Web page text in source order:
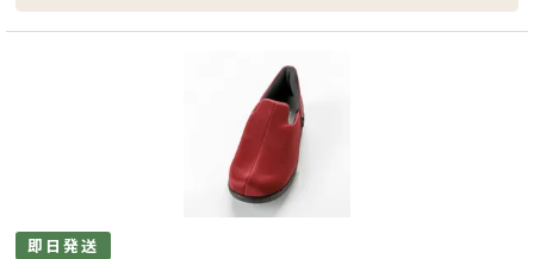
即日発送